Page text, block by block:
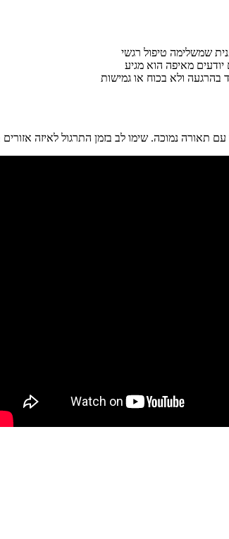
שמשלימה טיפול רגשי
מאיפה הוא מגיע
ולא בכוח או גמישות
נמוכה. שימו לב בזמן התרגול לאיזה